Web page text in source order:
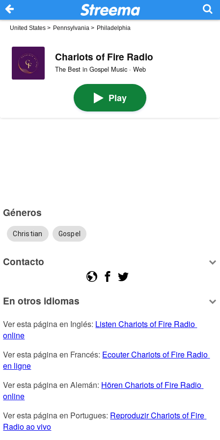
United States > Pennsylvania > Philadelphia
Chariots of Fire Radio
The Best in Gospel Music · Web
Play
Géneros
Christian Gospel
Contacto
En otros idiomas
Ver esta página en Inglés: Listen Chariots of Fire Radio
online
Ver esta página en Francés: Ecouter Chariots of Fire Radio
en ligne
Ver esta página en Alemán: Hören Chariots of Fire Radio
online
Ver esta página en Portugues: Reproduzir Chariots of Fire
Radio ao vivo